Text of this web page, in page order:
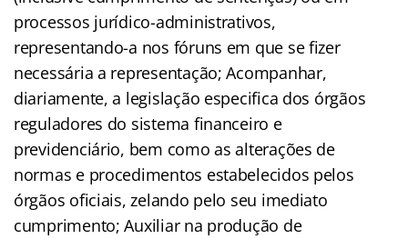
processos jurídico-administrativos,
representando-a nos fóruns em que se fizer
necessária a representação; Acompanhar,
diariamente, a legislação especifica dos órgãos
reguladores do sistema financeiro e
previdenciário, bem como as alterações de
normas e procedimentos estabelecidos pelos
órgãos oficiais, zelando pelo seu imediato
cumprimento; Auxiliar na produção de